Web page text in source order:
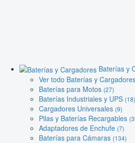
Baterías y
Ver todo Baterías y
Baterías para Motos (27)
Baterías Industriales y UPS (18)
Cargadores Universales (9)
Pilas y Baterías Recargables
Adaptadores de Enchufe (7)
Baterías para Cámaras (134)